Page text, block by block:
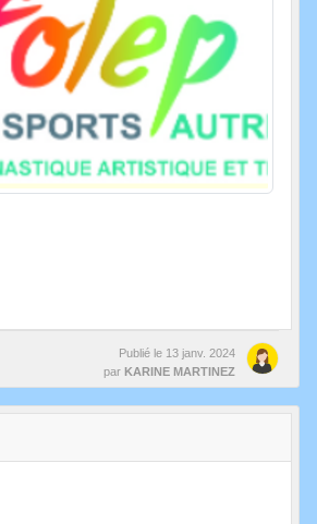
Publié le 13 janv. 2024
par KARINE MARTINEZ